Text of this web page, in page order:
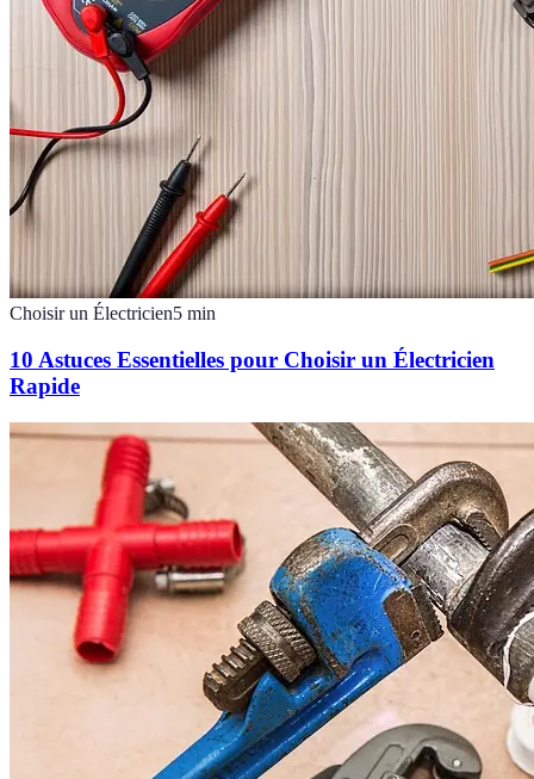
Choisir un Électricien5 min
10 Astuces Essentielles pour Choisir un Électricien
Rapide